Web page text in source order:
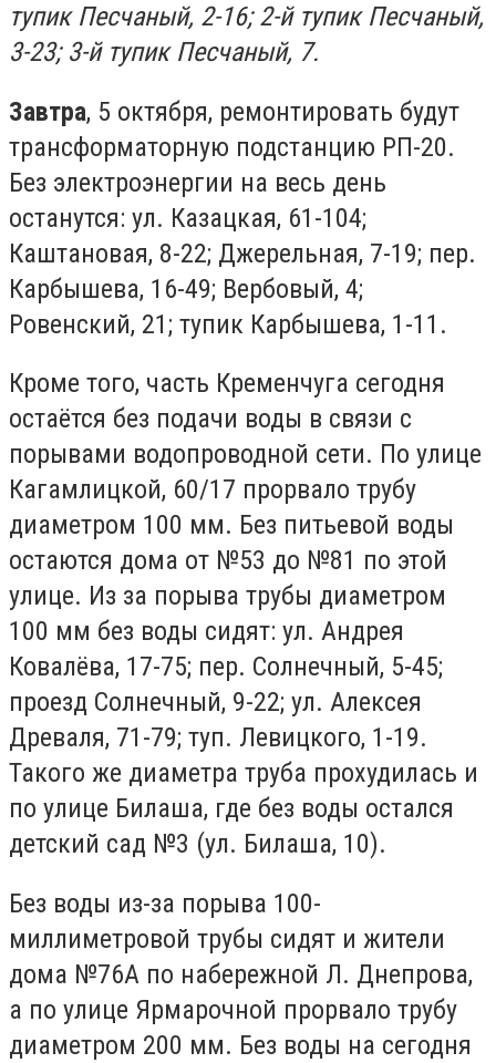
тупик Песчаный, 2-16; 2-й тупик Песчаный,
3-23; 3-й тупик Песчаный, 7.
Завтра, 5 октября, ремонтировать будут
трансформаторную подстанцию РП-20.
Без электроэнергии на весь день
останутся: ул. Казацкая, 61-104;
Каштановая, 8-22; Джерельная, 7-19; пер.
Карбышева, 16-49; Вербовый, 4;
Ровенский, 21; тупик Карбышева, 1-11.
Кроме того, часть Кременчуга сегодня
остаётся без подачи воды в связи с
порывами водопроводной сети. По улице
Кагамлицкой, 60/17 прорвало трубу
диаметром 100 мм. Без питьевой воды
остаются дома от №53 до №81 по этой
улице. Из за порыва трубы диаметром
100 мм без воды сидят: ул. Андрея
Ковалёва, 17-75; пер. Солнечный, 5-45;
проезд Солнечный, 9-22; ул. Алексея
Древаля, 71-79; туп. Левицкого, 1-19.
Такого же диаметра труба прохудилась и
по улице Билаша, где без воды остался
детский сад №3 (ул. Билаша, 10).
Без воды из-за порыва 100-
миллиметровой трубы сидят и жители
дома №76А по набережной Л. Днепрова,
а по улице Ярмарочной прорвало трубу
диаметром 200 мм. Без воды на сегодня